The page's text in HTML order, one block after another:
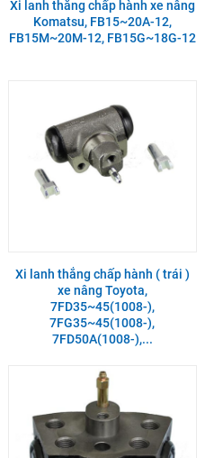
Xi lanh thắng chấp hành xe nâng
Komatsu, FB15~20A-12,
FB15M~20M-12, FB15G~18G-12
Xi lanh thắng chấp hành ( trái )
xe nâng Toyota,
7FD35~45(1008-),
7FG35~45(1008-),
7FD50A(1008-),...